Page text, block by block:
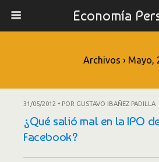
Economía
Archivos › Mayo,
31/05/2012 • POR GUSTAVO IBAÑEZ PADILLA
¿Qué salió mal en la IPO
Facebook?